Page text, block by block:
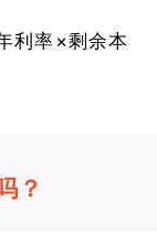
利率×剩余本
？